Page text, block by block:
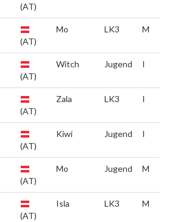
(AT)
(AT)
Mo LK3 M
(AT)
Witch Jugend I
(AT)
Zala LK3 I
(AT)
Kiwi Jugend I
(AT)
Mo Jugend M
(AT)
Isla LK3 M